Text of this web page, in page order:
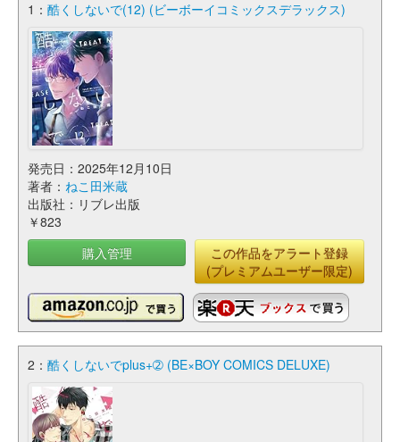
1： 酷くしないで(12) (ビーボーイコミックスデラックス)
発売日：2025年12月10日
著者： ねこ田米蔵
出版社：リブレ出版
￥823
購入管理
この作品をアラート登録
(プレミアムユーザー限定)
2： 酷くしないでplus+➁ (BE×BOY COMICS DELUXE)